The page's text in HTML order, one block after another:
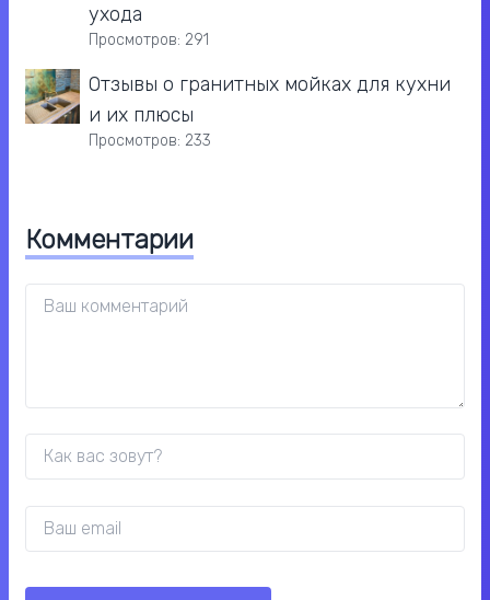
ухода
Просмотров: 291
Отзывы о гранитных мойках для кухни
и их плюсы
Просмотров: 233
Комментарии